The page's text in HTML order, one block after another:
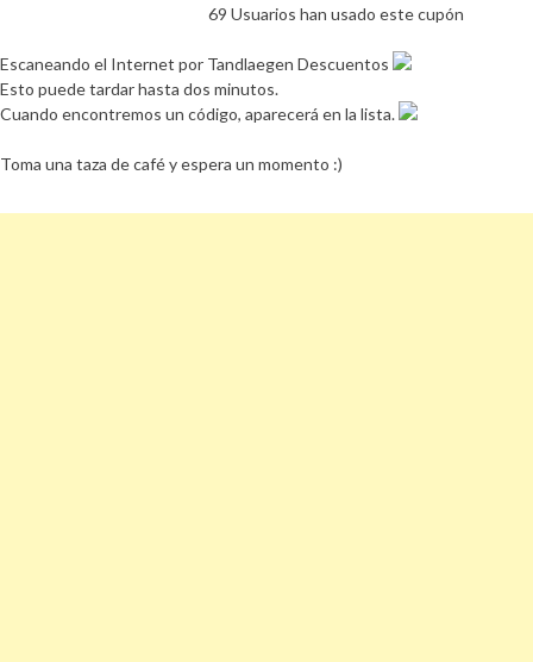
69 Usuarios han usado este cupón
Escaneando el Internet por Tandlaegen Descuentos
Esto puede tardar hasta dos minutos.
Cuando encontremos un código, aparecerá en la lista.
Toma una taza de café y espera un momento :)